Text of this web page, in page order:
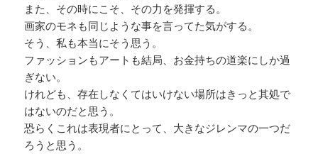
また、その時にこそ、その力を発揮する。
画家のモネも同じような事を言ってた気がする。
そう、私も本当にそう思う。
ファッションもアートも結局、お金持ちの道楽にしか過
ぎない。
けれども、存在しなくてはいけない場所はきっと其処で
はないのだと思う。
恐らくこれは表現者にとって、大きなジレンマの一つだ
ろうと思う。